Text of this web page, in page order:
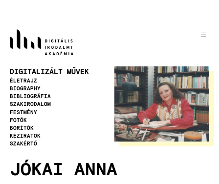
Kép
DIGITALIZÁLT MŰVEK
ÉLETRAJZ
BIOGRAPHY
BIBLIOGRÁFIA
SZAKIRODALOM
FESTMÉNY
FOTÓK
BORÍTÓK
KÉZIRATOK
SZAKÉRTŐ
JÓKAI ANNA